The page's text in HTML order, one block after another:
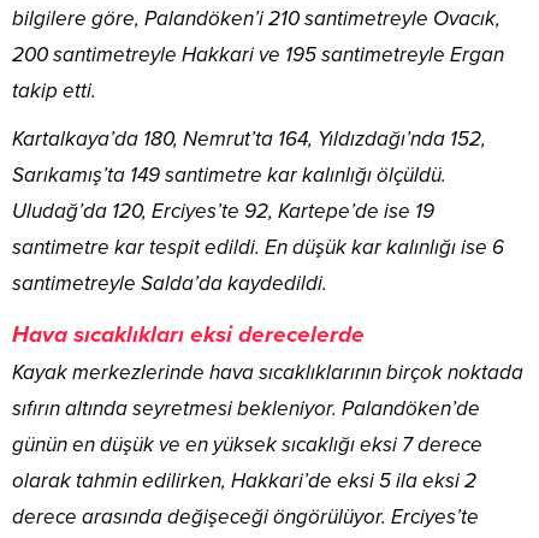
bilgilere göre, Palandöken’i 210 santimetreyle Ovacık,
200 santimetreyle Hakkari ve 195 santimetreyle Ergan
takip etti.
Kartalkaya’da 180, Nemrut’ta 164, Yıldızdağı’nda 152,
Sarıkamış’ta 149 santimetre kar kalınlığı ölçüldü.
Uludağ’da 120, Erciyes’te 92, Kartepe’de ise 19
santimetre kar tespit edildi. En düşük kar kalınlığı ise 6
santimetreyle Salda’da kaydedildi.
Hava sıcaklıkları eksi derecelerde
Kayak merkezlerinde hava sıcaklıklarının birçok noktada
sıfırın altında seyretmesi bekleniyor. Palandöken’de
günün en düşük ve en yüksek sıcaklığı eksi 7 derece
olarak tahmin edilirken, Hakkari’de eksi 5 ila eksi 2
derece arasında değişeceği öngörülüyor. Erciyes’te